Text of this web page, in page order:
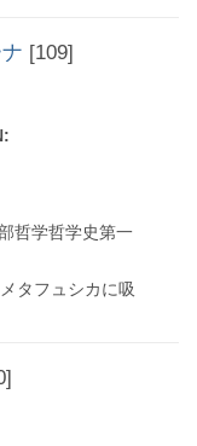
[109]
哲学哲学史第一
タフュシカに吸